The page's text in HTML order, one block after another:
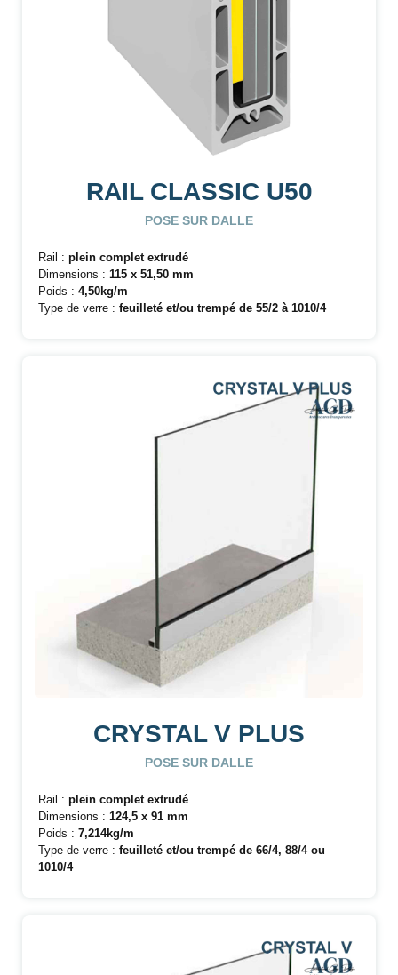
RAIL CLASSIC U50
POSE SUR DALLE
Rail : plein complet extrudé
Dimensions : 115 x 51,50 mm
Poids : 4,50kg/m
Type de verre : feuilleté et/ou trempé de 55/2 à 1010/4
CRYSTAL V PLUS
POSE SUR DALLE
Rail : plein complet extrudé
Dimensions : 124,5 x 91 mm
Poids : 7,214kg/m
Type de verre : feuilleté et/ou trempé de 66/4, 88/4 ou
1010/4